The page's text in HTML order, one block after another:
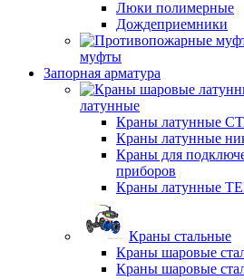
Люки полимерные
Дождеприемники
муфты
Запорная арматура
латунные
Краны латунные
Краны латунные
Краны для
приборов
Краны латунные
Краны стальные
Краны шаровые
Краны шаровые